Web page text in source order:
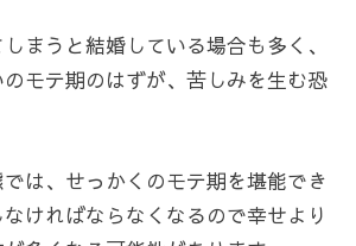
まうと結婚している場合も多く、
モテ期のはずが、苦しみを生む恐
は、せっかくのモテ期を堪能でき
ければならなくなるので幸せより